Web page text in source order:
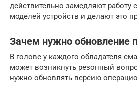
действительно замедляют работу
моделей устройств и делают это
Зачем нужно обновление
В голове у каждого обладателя
может возникнуть резонный
нужно обновлять версию